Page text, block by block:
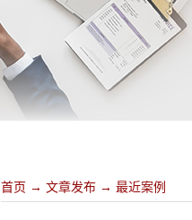
首页 → 文章发布 → 最近案例